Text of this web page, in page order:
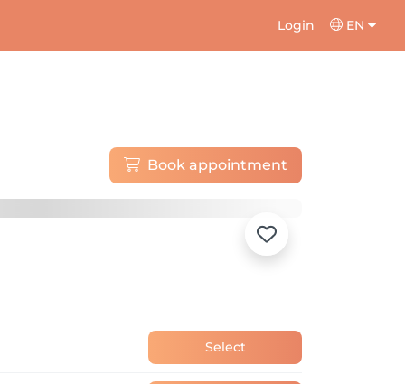
Login EN
Book appointment
Select